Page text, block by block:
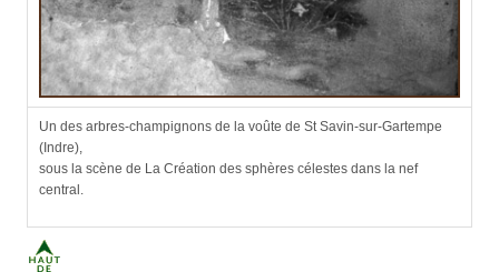
Un des arbres-champignons de la voûte de St Savin-sur-Gartempe
(Indre),
sous la scène de La Création des sphères célestes dans la nef
central.